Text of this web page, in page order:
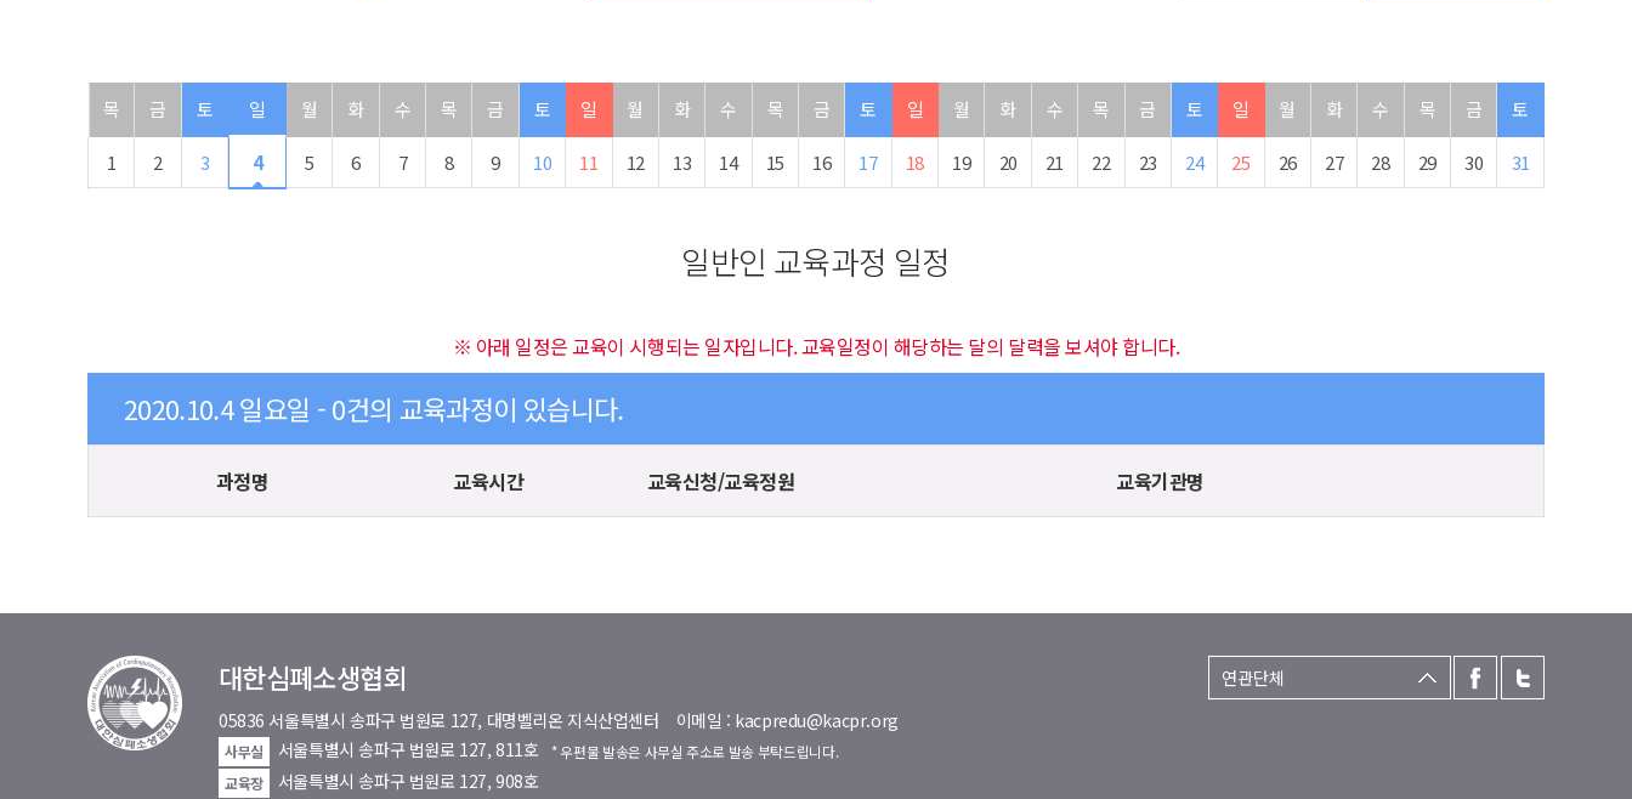
목 금 토 일 월 화 수 목 금 토 일 월 화 수 목 금 토 일 월 화 수 목 금 토 일 월 화 수 목 금 토
1 2 3 4 5 6 7 8 9 10 11 12 13 14 15 16 17 18 19 20 21 22 23 24 25 26 27 28 29 30 31
일반인 교육과정 일정
※ 아래 일정은 교육이 시행되는 일자입니다. 교육일정이 해당하는 달의 달력을 보셔야 합니다.
2020.10.4 일요일 - 0건의 교육과정이 있습니다.
과정명 교육시간 교육신청/교육정원 교육기관명
대한심폐소생협회
05836 서울특별시 송파구 법원로 127, 대명벨리온 지식산업센터 이메일 : kacpredu@kacpr.org
사무실 서울특별시 송파구 법원로 127, 811호
* 우편물 발송은 사무실 주소로 발송 부탁드립니다.
교육장
서울특별시 송파구 법원로 127, 908호